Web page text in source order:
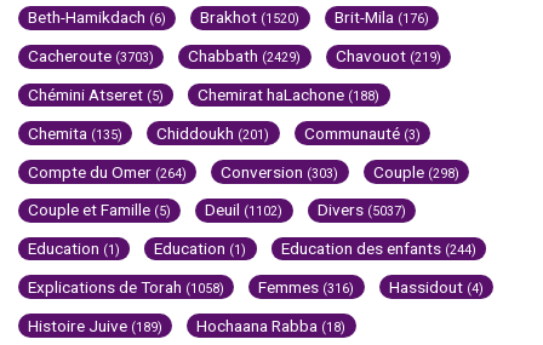
Beth-Hamikdach (6) Brakhot (1520) Brit-Mila (176)
Cacheroute (3703) Chabbath (2429) Chavouot (219)
Chémini Atseret (5) Chemirat haLachone (188)
Chemita (135) Chiddoukh (201) Communauté (3)
Compte du Omer (264) Conversion (303) Couple (298)
Couple et Famille (5) Deuil (1102) Divers (5037)
Education (1) Education (1) Education des enfants (244)
Explications de Torah (1058) Femmes (316) Hassidout (4)
Histoire Juive (189) Hochaana Rabba (18)